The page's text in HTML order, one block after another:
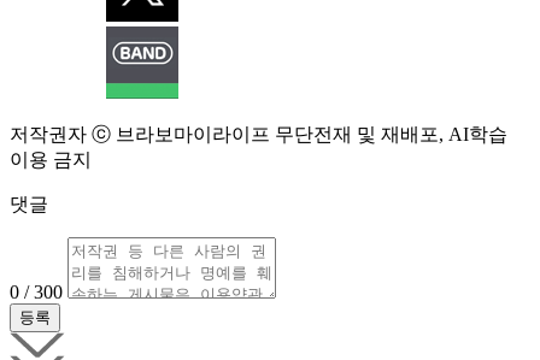
저작권자 ⓒ 브라보마이라이프 무단전재 및 재배포, AI학습
이용 금지
댓글
0 / 300